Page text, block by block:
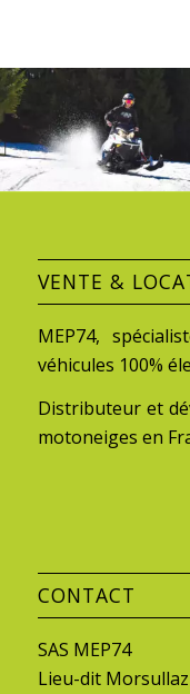
VENTE &
MEP74,
véhicules 100%
Distributeur et
motoneiges en
CONTACT
SAS MEP74
Lieu-dit Morsullaz